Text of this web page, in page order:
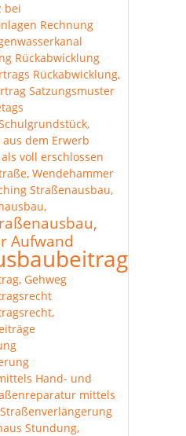
bei
Rechnung
Rückabwicklung
Rückabwicklung,
Satzungsmuster
aus dem Erwerb
voll erschlossen
Wendehammer
Straßenausbau,
Aufwand
Gehweg
Hand- und
mittels
Straßenverlängerung
Stundung,